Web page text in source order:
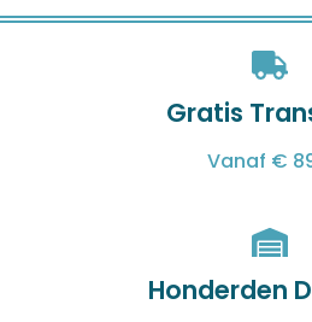
Gratis
Vanaf €
Honderden